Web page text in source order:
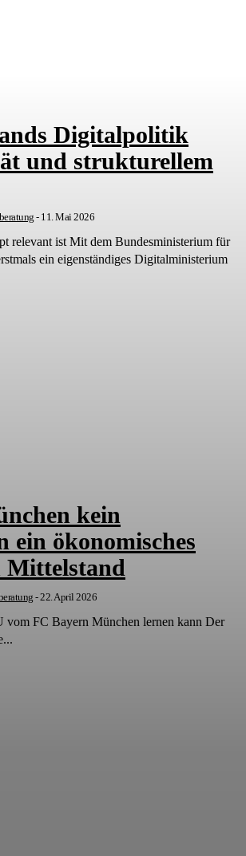
Digitalpolitik
und strukturellem
- 11. Mai 2026
für
ein eigenständiges Digitalministerium
kein
ein ökonomisches
Mittelstand
-22. April 2026
FC Bayern München lernen kann Der